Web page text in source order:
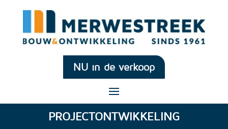
NU in de verkoop
PROJECTONTWIKKELING